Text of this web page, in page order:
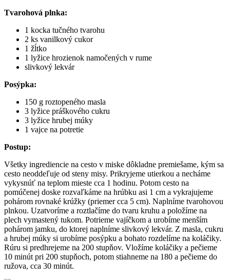
Tvarohová plnka:
1 kocka tučného tvarohu
2 ks vanilkový cukor
1 žĺtko
1 lyžice hrozienok namočených v rume
slivkový lekvár
Posýpka:
150 g roztopeného masla
3 lyžice práškového cukru
3 lyžice hrubej múky
1 vajce na potretie
Postup:
Všetky ingrediencie na cesto v miske dôkladne premiešame, kým sa
cesto neoddeľuje od steny misy. Prikryjeme utierkou a necháme
vykysnúť na teplom mieste cca 1 hodinu. Potom cesto na
pomúčenej doske rozvaľkáme na hrúbku asi 1 cm a vykrajujeme
pohárom rovnaké krúžky (priemer cca 5 cm). Naplníme tvarohovou
plnkou. Uzatvoríme a roztlačíme do tvaru kruhu a položíme na
plech vymastený tukom. Potrieme vajíčkom a urobíme menším
pohárom jamku, do ktorej naplníme slivkový lekvár. Z masla, cukru
a hrubej múky si urobíme posýpku a bohato rozdelíme na koláčiky.
Rúru si predhrejeme na 200 stupňov. Vložíme koláčiky a pečieme
10 minút pri 200 stupňoch, potom stiahneme na 180 a pečieme do
ružova, cca 30 minút.